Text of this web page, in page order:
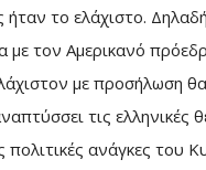
το ελάχιστο.
με τον Αμερικανό
με προσήλωση
τις ελληνικές
πολιτικές ανάγκες του